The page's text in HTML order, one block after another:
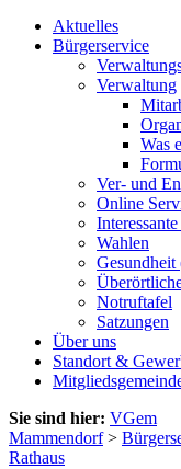
Aktuelles
Bürgerservice
Verwaltung
Was
Ver- und
Online
Wahlen
Gesundheit
Notruftafel
Satzungen
Über uns
Standort &
Sie sind hier: VGem
Mammendorf>
Rathaus